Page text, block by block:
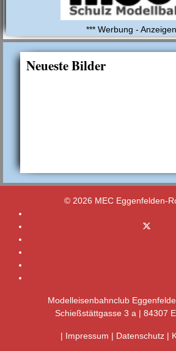
*** Werbung -
Neueste Bilder
© 2026 MEC Eggenfelden-
Modelleisenbahnclub
Schießstättgasse 3 a | 84307
| Impressum | Datenschutz |